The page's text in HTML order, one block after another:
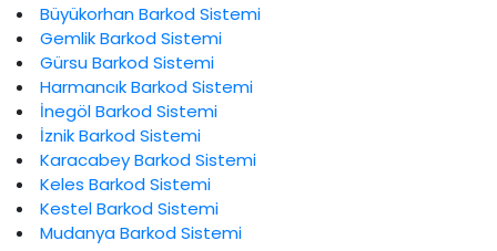
Büyükorhan Barkod Sistemi
Gemlik Barkod Sistemi
Gürsu Barkod Sistemi
Harmancık Barkod Sistemi
İnegöl Barkod Sistemi
İznik Barkod Sistemi
Karacabey Barkod Sistemi
Keles Barkod Sistemi
Kestel Barkod Sistemi
Mudanya Barkod Sistemi